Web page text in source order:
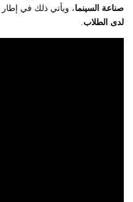
صناعة السينما، ويأتي ذلك في إطار
لدى الطلاب.